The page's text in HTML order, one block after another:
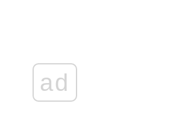
ad